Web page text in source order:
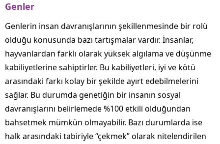
Genler
Genlerin insan davranışlarının şekillenmesinde bir rolü
olduğu konusunda bazı tartışmalar vardır. İnsanlar,
hayvanlardan farklı olarak yüksek algılama ve düşünme
kabiliyetlerine sahiptirler. Bu kabiliyetleri, iyi ve kötü
arasındaki farkı kolay bir şekilde ayırt edebilmelerini
sağlar. Bu durumda genetiğin bir insanın sosyal
davranışlarını belirlemede %100 etkili olduğundan
bahsetmek mümkün olmayabilir. Bazı durumlarda ise
halk arasındaki tabiriyle “çekmek” olarak nitelendirilen